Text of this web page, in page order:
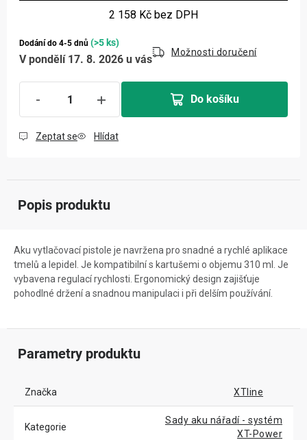
2 158 Kč bez DPH
Dodání do 4-5 dnů (>5 ks)
V pondělí 17. 8. 2026 u vás
Možnosti doručení
Do košíku
Zeptat se Hlídat
Popis produktu
Aku vytlačovací pistole je navržena pro snadné a rychlé aplikace
tmelů a lepidel. Je kompatibilní s kartušemi o objemu 310 ml. Je
vybavena regulací rychlosti. Ergonomický design zajišťuje
pohodlné držení a snadnou manipulaci i při delším používání.
Parametry produktu
Značka XTline
Kategorie
Sady aku nářadí - systém
XT-Power